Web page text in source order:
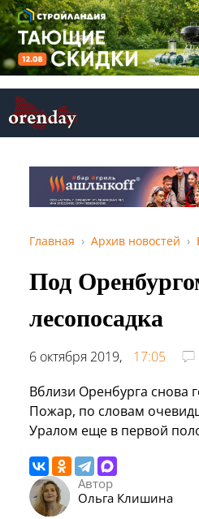
Главная Архив новостей
Под
лесопосадка
6 октября 2019, 17:05
Вблизи Оренбурга снова
Пожар, по словам
Уралом еще в первой
Автор
Ольга Клишина